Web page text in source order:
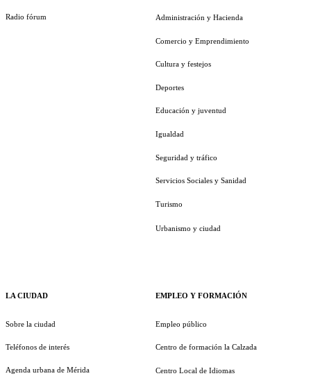
Radio fórum
LA CIUDAD
Sobre la ciudad
Teléfonos de interés
Agenda urbana de Mérida
Administración y Hacienda
Comercio y Emprendimiento
Cultura y festejos
Deportes
Educación y juventud
Igualdad
Seguridad y tráfico
Servicios Sociales y Sanidad
Turismo
Urbanismo y ciudad
EMPLEO Y FORMACIÓN
Empleo público
Centro de formación la Calzada
Centro Local de Idiomas